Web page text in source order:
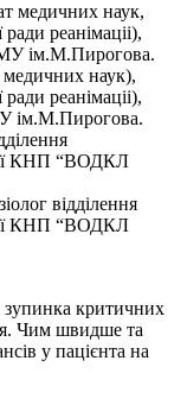
медичних наук,
реанімаціі),
ім.М.Пирогова.
наук),
реанімаціі),
ім.М.Пирогова.
КНП “ВОДКЛ
відділення
КНП “ВОДКЛ
зупинка критичних
Чим швидше та
у пацієнта на